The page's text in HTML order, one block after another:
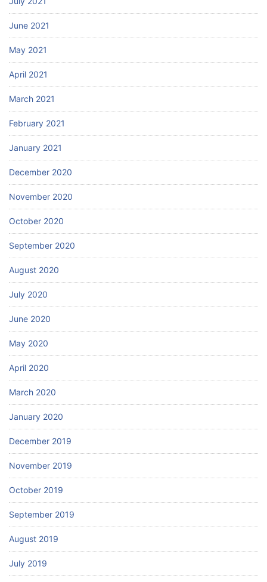
June 2021
May 2021
April 2021
March 2021
February 2021
January 2021
December 2020
November 2020
October 2020
September 2020
August 2020
July 2020
June 2020
May 2020
April 2020
March 2020
January 2020
December 2019
November 2019
October 2019
September 2019
August 2019
July 2019